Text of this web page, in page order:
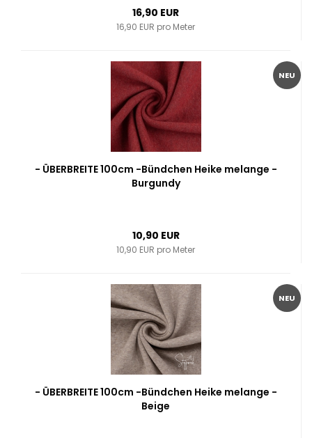
16,90 EUR
16,90 EUR pro Meter
NEU
- ÜBERBREITE 100cm -Bündchen Heike melange -
Burgundy
10,90 EUR
10,90 EUR pro Meter
NEU
- ÜBERBREITE 100cm -Bündchen Heike melange -
Beige